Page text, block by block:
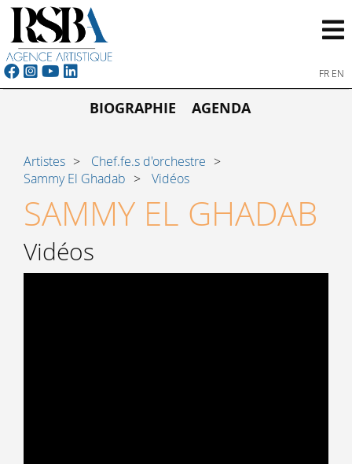
FR EN
BIOGRAPHIE AGENDA
Artistes
Chef.fe.s d'orchestre
Sammy El Ghadab
Vidéos
SAMMY EL GHADAB
Vidéos